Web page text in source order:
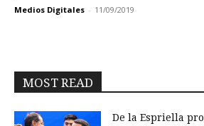
Medios Digitales - 11/09/2019
MOST READ
De la Espriella